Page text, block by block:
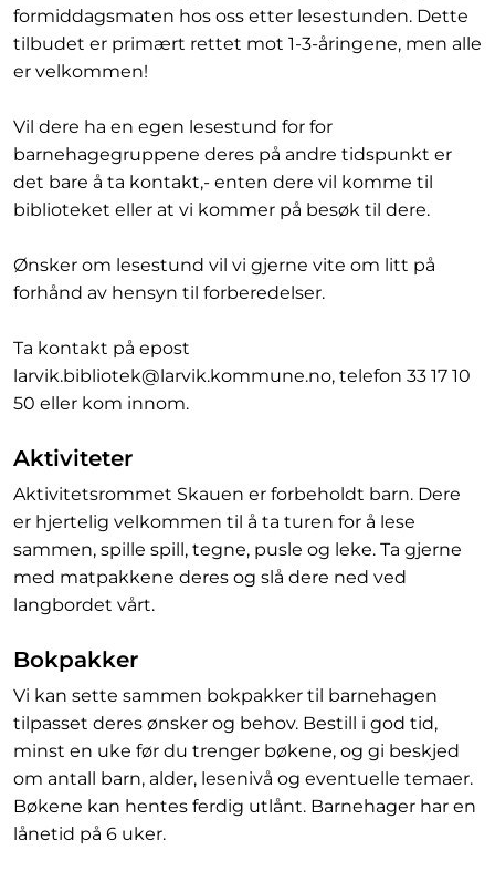
formiddagsmaten hos oss etter lesestunden. Dette
tilbudet er primært rettet mot 1-3-åringene, men alle
er velkommen!
Vil dere ha en egen lesestund for for
barnehagegruppene deres på andre tidspunkt er
det bare å ta kontakt,- enten dere vil komme til
biblioteket eller at vi kommer på besøk til dere.
Ønsker om lesestund vil vi gjerne vite om litt på
forhånd av hensyn til forberedelser.
Ta kontakt på epost
larvik.bibliotek@larvik.kommune.no, telefon 33 17 10
50 eller kom innom.
Aktiviteter
Aktivitetsrommet Skauen er forbeholdt barn. Dere
er hjertelig velkommen til å ta turen for å lese
sammen, spille spill, tegne, pusle og leke. Ta gjerne
med matpakkene deres og slå dere ned ved
langbordet vårt.
Bokpakker
Vi kan sette sammen bokpakker til barnehagen
tilpasset deres ønsker og behov. Bestill i god tid,
minst en uke før du trenger bøkene, og gi beskjed
om antall barn, alder, lesenivå og eventuelle temaer.
Bøkene kan hentes ferdig utlånt. Barnehager har en
lånetid på 6 uker.